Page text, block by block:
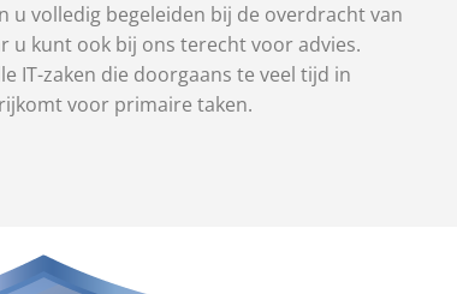
u volledig begeleiden bij de overdracht van
u kunt ook bij ons terecht voor advies.
IT-zaken die doorgaans te veel tijd in
voor primaire taken.